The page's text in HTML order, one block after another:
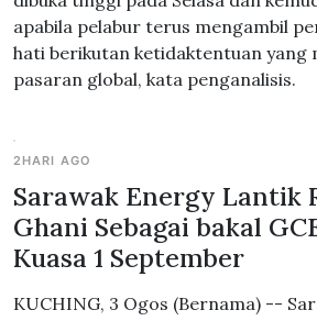
apabila pelabur terus mengambil
hati berikutan ketidaktentuan yang
pasaran global, kata penganalisis.
2HARI AGO
Sarawak Energy Lantik
Ghani Sebagai bakal
Kuasa 1 September
KUCHING, 3 Ogos (Bernama) --